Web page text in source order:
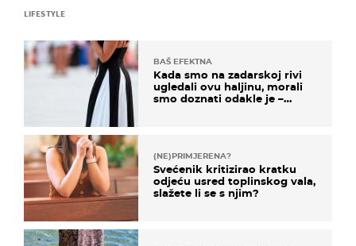
LIFESTYLE
BAŠ EFEKTNA
Kada smo na zadarskoj rivi
ugledali ovu haljinu, morali
smo doznati odakle je –
(NE)PRIMJERENA?
Svećenik kritizirao kratku
odjeću usred toplinskog vala,
slažete li se s njim?